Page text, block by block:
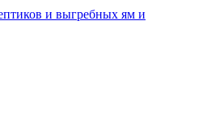
и выгребных ям и